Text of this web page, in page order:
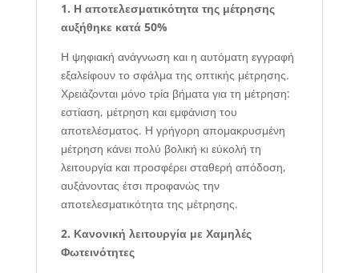
1. Η αποτελεσματικότητα της μέτρησης
αυξήθηκε κατά 50%
Η ψηφιακή ανάγνωση και η αυτόματη εγγραφή
εξαλείφουν το σφάλμα της οπτικής μέτρησης.
Χρειάζονται μόνο τρία βήματα για τη μέτρηση:
εστίαση, μέτρηση και εμφάνιση του
αποτελέσματος. Η γρήγορη απομακρυσμένη
μέτρηση κάνει πολύ βολική κι εύκολή τη
λειτουργία και προσφέρει σταθερή απόδοση,
αυξάνοντας έτσι προφανώς την
αποτελεσματικότητα της μέτρησης.
2. Κανονική λειτουργία με Χαμηλές
Φωτεινότητες